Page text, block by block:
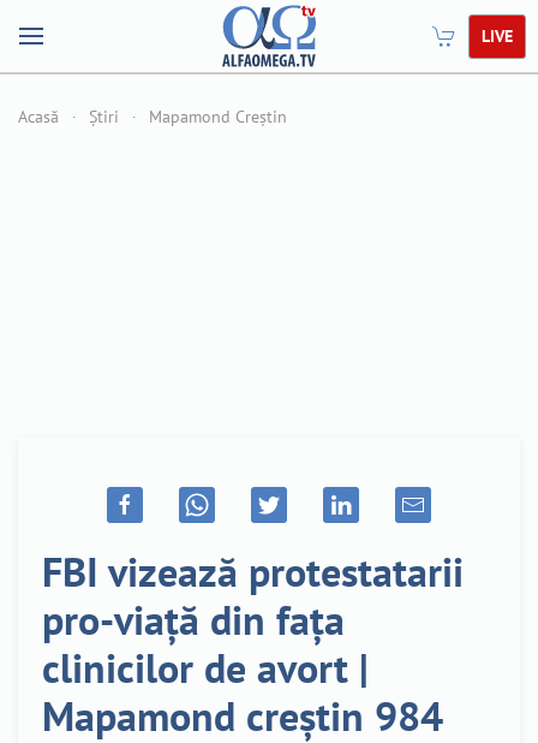
LIVE
Acasă Știri Mapamond Creștin
FBI vizează protestatarii
pro-viață din fața
clinicilor de avort |
Mapamond creștin 984